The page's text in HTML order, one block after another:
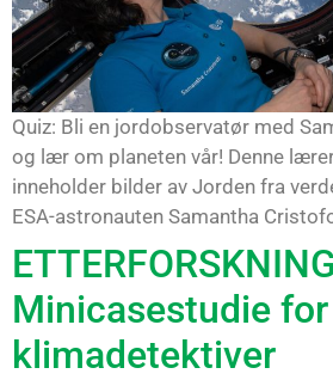
Quiz: Bli en jordobservatør med
og lær om planeten vår! Denne
inneholder bilder av Jorden fra
ESA-astronauten Samantha
Minicasestudie for
klimadetektiver